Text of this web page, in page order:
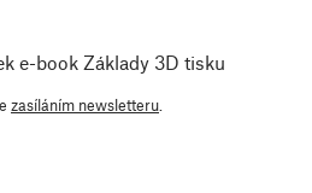
e-book Základy 3D tisku
zasíláním newsletteru